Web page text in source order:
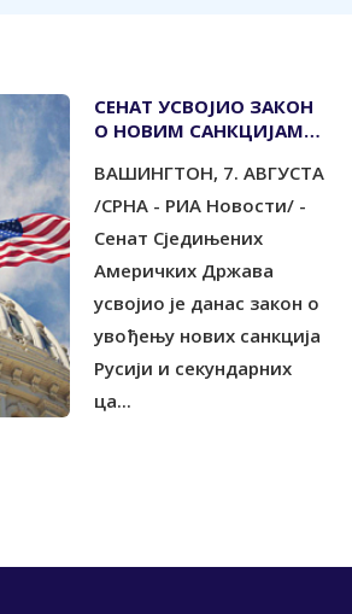
СЕНАТ УСВОЈИО ЗАКОН
О НОВИМ САНКЦИЈАМА
ВАШИНГТОН, 7. АВГУСТА
/СРНА - РИА Новости/ -
Сенат Сједињених
Америчких Држава
усвојио је данас закон о
увођењу нових санкција
Русији и секундарних
ца...